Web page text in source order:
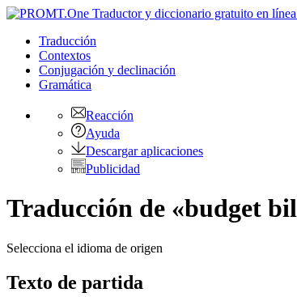
Traducción
Contextos
Conjugación y declinación
Gramática
Reacción
Ayuda
Descargar aplicaciones
Publicidad
Traducción de «budget
Selecciona el idioma de origen
Texto de partida